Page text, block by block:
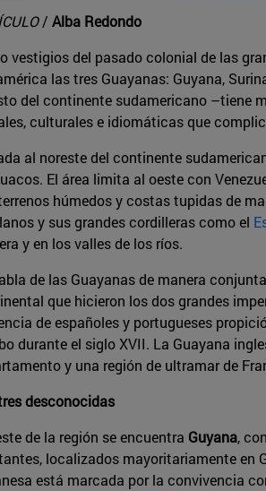
/ Alba Redondo
vestigios del pasado colonial de las
las tres Guayanas: Guyana,
del continente sudamericano –tiene
culturales e idiomáticas que
al noreste del continente
El área limita al oeste con
húmedos y costas tupidas de
y sus grandes cordilleras como el
y en los valles de los ríos.
de las Guayanas de manera
que hicieron los dos grandes
de españoles y portugueses
durante el siglo XVII. La Guayana
y una región de ultramar de
desconocidas
de la región se encuentra Guyana,
localizados mayoritariamente en
está marcada por la convivencia